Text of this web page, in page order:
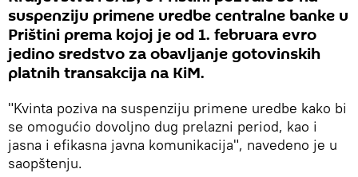
suspenziju primene uredbe centralne banke u
Prištini prema kojoj je od 1. februara evro
jedino sredstvo za obavljanje gotovinskih
platnih transakcija na KiM.
"Kvinta poziva na suspenziju primene uredbe kako bi
se omogućio dovoljno dug prelazni period, kao i
jasna i efikasna javna komunikacija", navedeno je u
saopštenju.